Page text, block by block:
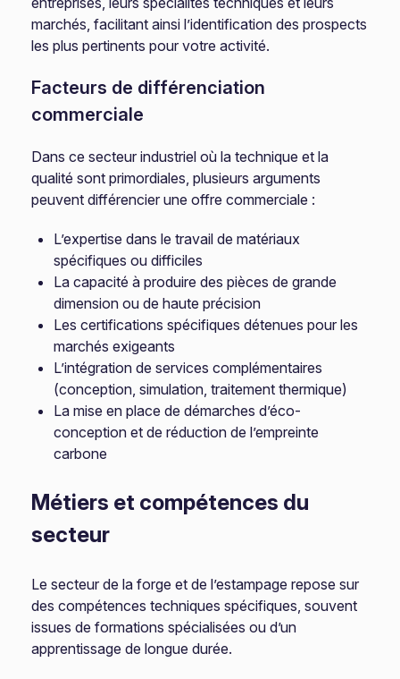
marchés, facilitant ainsi l’identification des prospects
les plus pertinents pour votre activité.
Facteurs de différenciation
commerciale
Dans ce secteur industriel où la technique et la
qualité sont primordiales, plusieurs arguments
peuvent différencier une offre commerciale :
L’expertise dans le travail de matériaux
spécifiques ou difficiles
La capacité à produire des pièces de grande
dimension ou de haute précision
Les certifications spécifiques détenues pour les
marchés exigeants
L’intégration de services complémentaires
(conception, simulation, traitement thermique)
La mise en place de démarches d’éco-
conception et de réduction de l’empreinte
carbone
Métiers et compétences du
secteur
Le secteur de la forge et de l’estampage repose sur
des compétences techniques spécifiques, souvent
issues de formations spécialisées ou d’un
apprentissage de longue durée.